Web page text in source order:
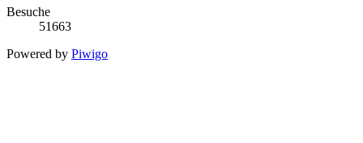
Besuche
51663
Powered by Piwigo